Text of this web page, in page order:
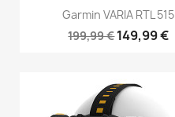
Vorschau
Garmin VARIA RTL 515
199,99 €149,99 €